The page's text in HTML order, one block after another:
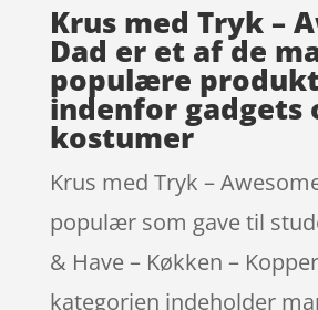
Krus med Tryk –
Dad er et af de
populære
indenfor gadgets
kostumer
Krus med Tryk –
populær som gave til
& Have – Køkken –
kategorien indeholder